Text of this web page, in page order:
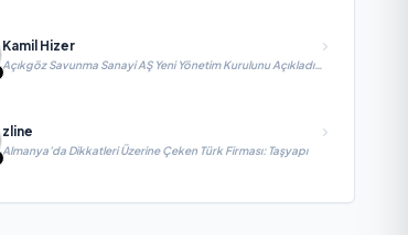
Kamil Hizer
Açıkgöz Savunma Sanayi AŞ Yeni Yönetim Kurulunu Açıkladı
ve Savunma Sanayinde Küresel Vizyon Vurgusu
zline
Almanya’da Dikkatleri Üzerine Çeken Türk Firması: Taşyapı